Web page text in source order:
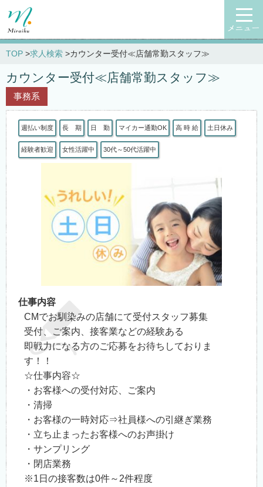
メニュー
TOP 求人検索 カウンター受付≪店舗常勤スタッフ≫
カウンター受付≪店舗常勤スタッフ≫
事務系
週払い制度 長 期 日 勤 マイカー通勤OK 高 時 給 土日休み
経験者歓迎 女性活躍中 30代～50代活躍中
仕事内容
CMでお馴染みの店舗にて受付スタッフ募集
受付、ご案内、接客業などの経験ある
即戦力になる方のご応募をお待ちしておりま
す！！
☆仕事内容☆
・お客様への受付対応、ご案内
・清掃
・お客様の一時対応⇒社員様への引継ぎ業務
・立ち止まったお客様へのお声掛け
・サンプリング
・閉店業務
※1日の接客数は0件～2件程度